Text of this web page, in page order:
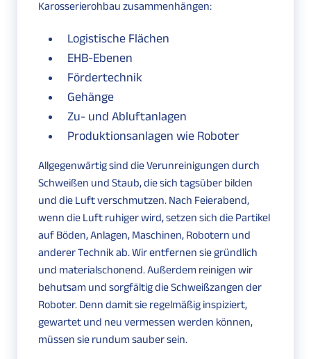
Karosserierohbau zusammenhängen:
Logistische Flächen
EHB-Ebenen
Fördertechnik
Gehänge
Zu- und Abluftanlagen
Produktionsanlagen wie Roboter
Allgegenwärtig sind die Verunreinigungen durch
Schweißen und Staub, die sich tagsüber bilden
und die Luft verschmutzen. Nach Feierabend,
wenn die Luft ruhiger wird, setzen sich die Partikel
auf Böden, Anlagen, Maschinen, Robotern und
anderer Technik ab. Wir entfernen sie gründlich
und materialschonend. Außerdem reinigen wir
behutsam und sorgfältig die Schweißzangen der
Roboter. Denn damit sie regelmäßig inspiziert,
gewartet und neu vermessen werden können,
müssen sie rundum sauber sein.